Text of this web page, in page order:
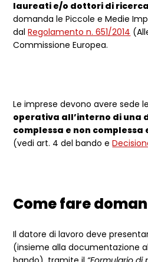
laureati e/o dottori di
domanda le Piccole e Medie
dalRegolamento n. 651/2014
Commissione Europea.
Le imprese devono avere sede
operativa all’interno di una
complessa e non
(vedi art. 4 del bando e
Come fare
Il datore di lavoro deve
(insieme alla documentazione